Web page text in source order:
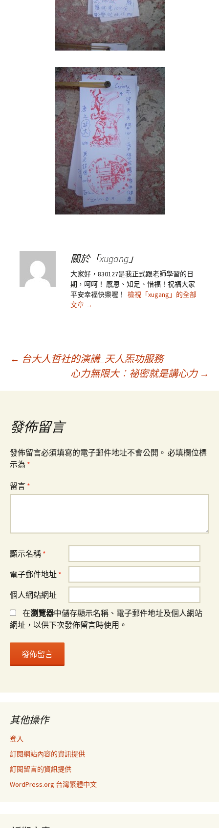
關於「xugang」
大家好，830127是我正式跟老師學習的日
期，呵呵！ 感恩、知足、惜福！祝福大家
平安幸福快樂喔！
檢視「xugang」的全部
文章 →
文
章
導
覽
← 台大人哲社的演講_天人炁功服務
心力無限大︰祕密就是講心力 →
發佈留言
發佈留言必須填寫的電子郵件地址不會公開。 必填欄位標
示為 *
留言 *
顯示名稱 *
電子郵件地址 *
個人網站網址
在瀏覽器中儲存顯示名稱、電子郵件地址及個人網站
網址，以供下次發佈留言時使用。
其他操作
登入
訂閱網站內容的資訊提供
訂閱留言的資訊提供
WordPress.org 台灣繁體中文